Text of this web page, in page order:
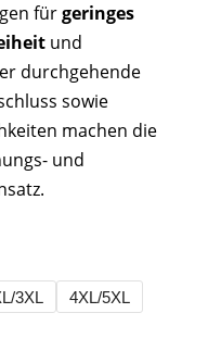
fürgeringes
und
durchgehende
sowie
machen die
und
3XL 4XL/5XL